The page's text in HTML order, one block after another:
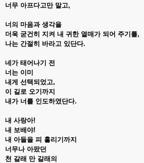
너무 아프다고만 말고,
너의 마음과 생각을
더욱 굳건히 지켜 내 귀한 열매가 되어 주기를,
나는 간절히 바라고 있단다.
네가 태어나기 전
너는 이미
내게 선택되었고,
이 길로 오기까지
내가 너를 인도하였단다.
내 사랑아!
내 보배야!
내 아들을 피 흘리기까지
너무나 아팠던
천 갈래 만 갈래의